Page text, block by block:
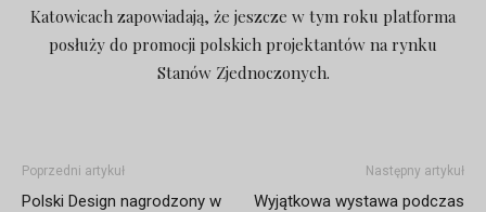
Katowicach zapowiadają, że jeszcze w tym roku platforma
posłuży do promocji polskich projektantów na rynku
Stanów Zjednoczonych.
Poprzedni artykuł
Polski Design nagrodzony w
Następny artykuł
Wyjątkowa wystawa podczas